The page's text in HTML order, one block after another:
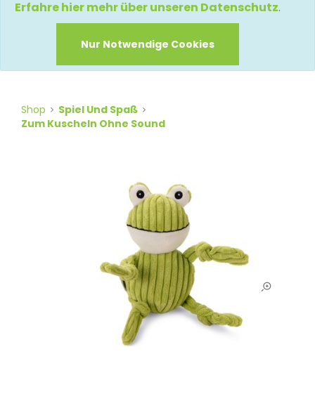
Erfahre hier mehr über unseren Datenschutz.
Nur Notwendige Cookies
Shop
Spiel Und Spaß
Zum Kuscheln Ohne Sound